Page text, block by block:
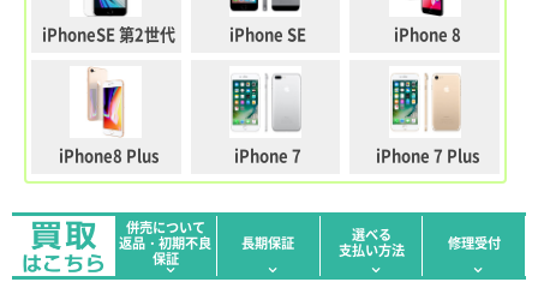
iPhoneSE 第2世代 iPhone SE iPhone 8
iPhone8 Plus iPhone 7 iPhone 7 Plus
併売について
返品・初期不良
保証
長期保証 選べる
支払い方法 修理受付